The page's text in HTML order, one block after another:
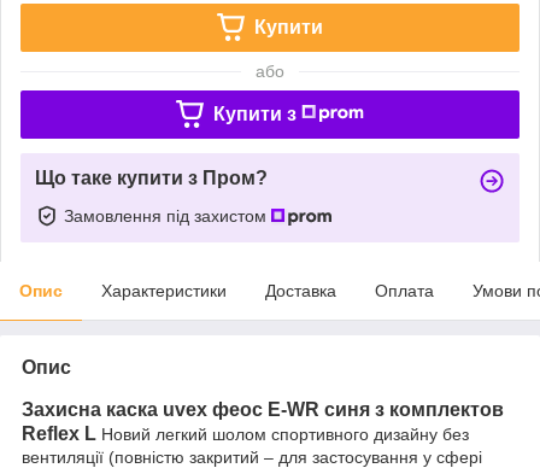
Купити
або
Купити з
Що таке купити з Пром?
Замовлення під захистом
Опис Характеристики Доставка Оплата Умови
Опис
Захисна каска uvex феос E-WR синя з комплектов
Reflex L Новий легкий шолом спортивного дизайну без
вентиляції (повністю закритий – для застосування у сфері